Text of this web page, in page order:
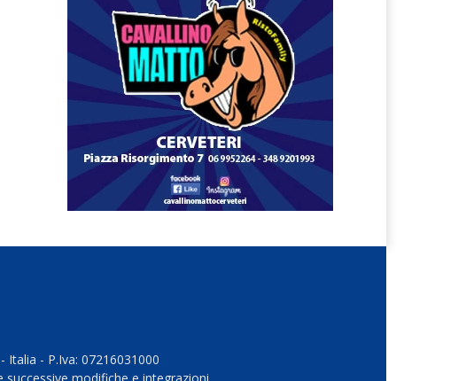
Italia - P.Iva: 07216031000